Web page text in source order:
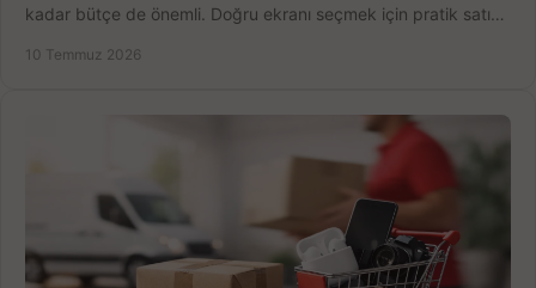
kadar bütçe de önemli. Doğru ekranı seçmek için pratik satın
10 Temmuz 2026